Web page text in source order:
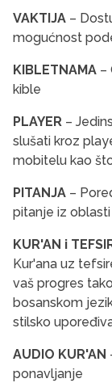
VAKTIJA –
mogućnost
KIBLETNAMA –
kible
PLAYER –
slušati kroz
mobitelu kao
PITANJA –
pitanje iz
KUR'AN i
Kur'ana uz
vaš progres
bosanskom
stilsko
AUDIO KUR'AN
ponavljanje